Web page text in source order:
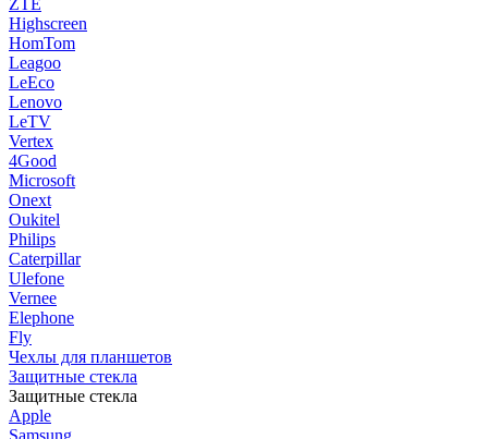
ZTE
Highscreen
HomTom
Leagoo
LeEco
Lenovo
LeTV
Vertex
4Good
Microsoft
Onext
Oukitel
Philips
Caterpillar
Ulefone
Vernee
Elephone
Fly
Чехлы для планшетов
Защитные стекла
Защитные стекла
Apple
Samsung